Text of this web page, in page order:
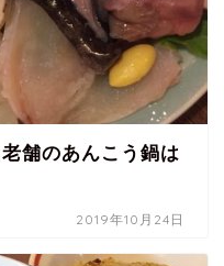
舗のあんこう鍋は
2019年10月24日